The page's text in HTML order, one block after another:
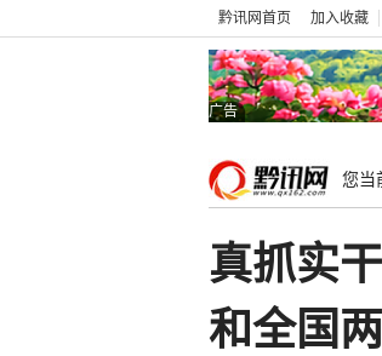
黔讯网首页 加入收藏
广告
您当
真抓实
和全国